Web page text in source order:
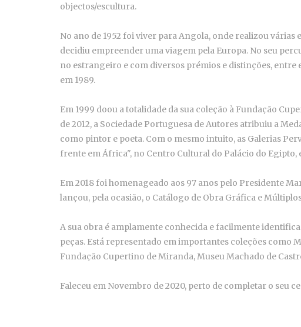
objectos/escultura.
No ano de 1952 foi viver para Angola, onde realizou
decidiu empreender uma viagem pela Europa. No seu
no estrangeiro e com diversos prémios e distinções, entre
em 1989.
Em 1999 doou a totalidade da sua coleção à Fundação
de 2012, a Sociedade Portuguesa de Autores atribuiu a
como pintor e poeta. Com o mesmo intuito, as Galerias
frente em África", no Centro Cultural do Palácio do Egipto,
Em 2018 foi homenageado aos 97 anos pelo Presidente
lançou, pela ocasião, o Catálogo de Obra Gráfica e
A sua obra é amplamente conhecida e facilmente
peças. Está representado em importantes coleções como
Fundação Cupertino de Miranda, Museu Machado de
Faleceu em Novembro de 2020, perto de completar o seu